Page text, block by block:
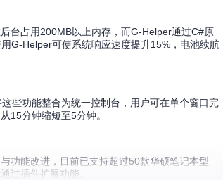
台占用200MB以上内存，而G-Helper通过C#原
G-Helper可使系统响应速度提升15%，电池续航
些功能整合为统一控制台，用户可在单个窗口完
15分钟缩短至5分钟。
功能改进，目前已支持超过50款华硕笔记本型
过插件扩展功能。